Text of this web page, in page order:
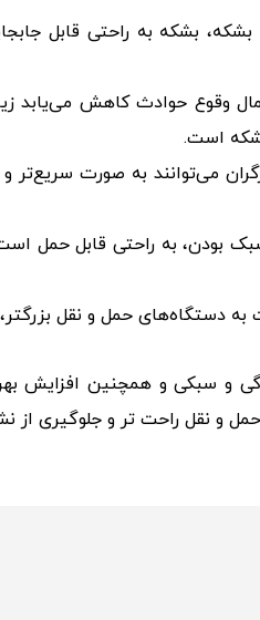
بشکه به راحتی قابل
وقوع حوادث کاهش می‌یابد
است.
می‌توانند به صورت سریع‌تر
بودن، به راحتی قابل حمل
دستگاه‌های حمل و نقل
و سبکی و همچنین افزایش
حمل و نقل راحت تر و جلوگیری